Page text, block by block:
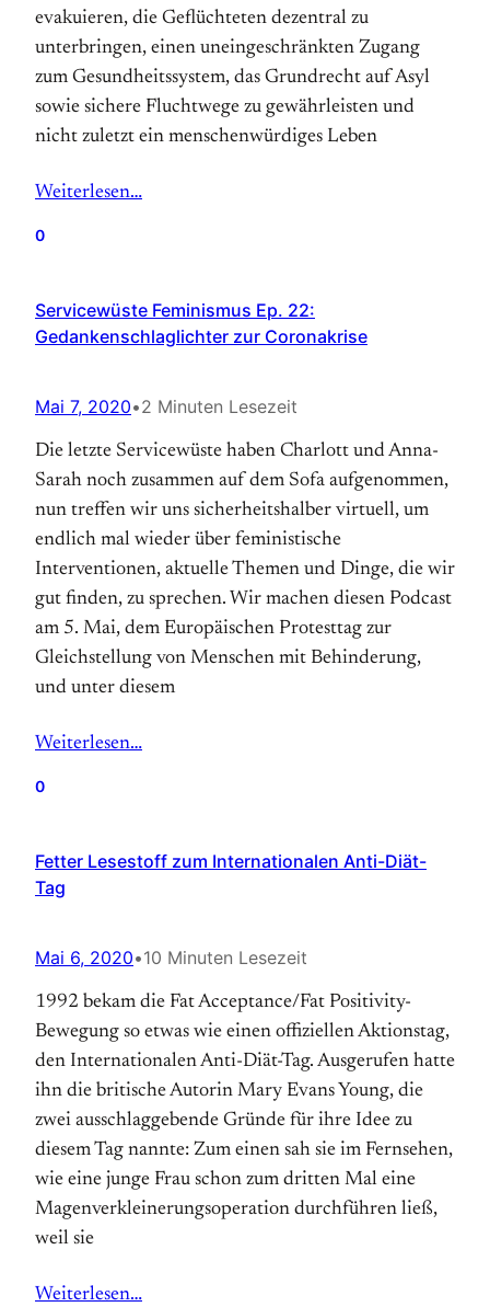
evakuieren, die Geflüchteten dezentral zu
unterbringen, einen uneingeschränkten Zugang
zum Gesundheitssystem, das Grundrecht auf Asyl
sowie sichere Fluchtwege zu gewährleisten und
nicht zuletzt ein menschenwürdiges Leben
Weiterlesen…
0
Servicewüste Feminismus Ep. 22:
Gedankenschlaglichter zur Coronakrise
Mai 7, 2020•2 Minuten Lesezeit
Die letzte Servicewüste haben Charlott und Anna-
Sarah noch zusammen auf dem Sofa aufgenommen,
nun treffen wir uns sicherheitshalber virtuell, um
endlich mal wieder über feministische
Interventionen, aktuelle Themen und Dinge, die wir
gut finden, zu sprechen. Wir machen diesen Podcast
am 5. Mai, dem Europäischen Protesttag zur
Gleichstellung von Menschen mit Behinderung,
und unter diesem
Weiterlesen…
0
Fetter Lesestoff zum Internationalen Anti-Diät-
Tag
Mai 6, 2020•10 Minuten Lesezeit
1992 bekam die Fat Acceptance/Fat Positivity-
Bewegung so etwas wie einen offiziellen Aktions­tag,
den Internationalen Anti-Diät-Tag. Aus­gerufen hatte
ihn die britische Autorin Mary Evans Young, die
zwei ausschlaggebende Gründe für ihre Idee zu
diesem Tag nannte: Zum einen sah sie im Fernsehen,
wie eine junge Frau schon zum dritten Mal eine
Magen­verkleinerungs­operation durchführen ließ,
weil sie
Weiterlesen…